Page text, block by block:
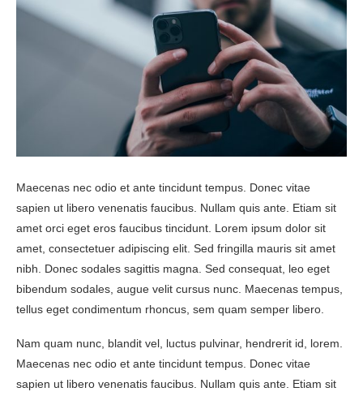
Maecenas nec odio et ante tincidunt tempus. Donec vitae
sapien ut libero venenatis faucibus. Nullam quis ante. Etiam sit
amet orci eget eros faucibus tincidunt. Lorem ipsum dolor sit
amet, consectetuer adipiscing elit. Sed fringilla mauris sit amet
nibh. Donec sodales sagittis magna. Sed consequat, leo eget
bibendum sodales, augue velit cursus nunc. Maecenas tempus,
tellus eget condimentum rhoncus, sem quam semper libero.
Nam quam nunc, blandit vel, luctus pulvinar, hendrerit id, lorem.
Maecenas nec odio et ante tincidunt tempus. Donec vitae
sapien ut libero venenatis faucibus. Nullam quis ante. Etiam sit